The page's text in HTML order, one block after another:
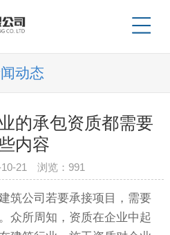
动态
的承包资质都需要
内容
10-21 浏览：991
筑公司若要承接项目，需要
众所周知，资质在企业中起